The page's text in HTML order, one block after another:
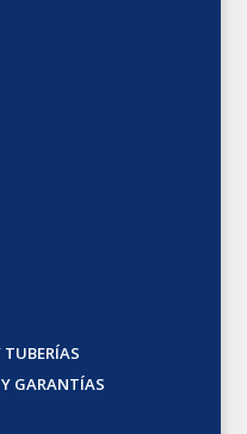
TUBERÍAS
GARANTÍAS